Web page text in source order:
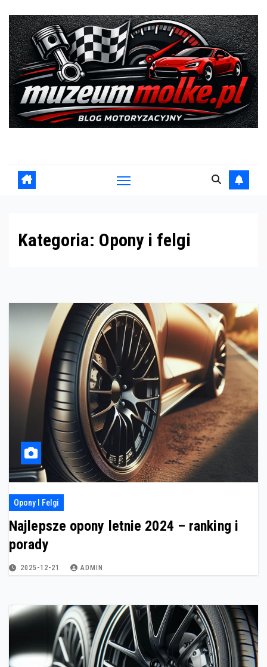
content
Kategoria: Opony i felgi
Opony I Felgi
Najlepsze opony letnie 2024 – ranking i
porady
2025-12-21 ADMIN